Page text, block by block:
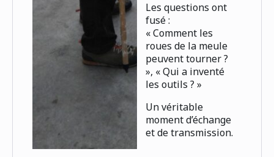
Les questions ont
fusé :
« Comment les
roues de la meule
peuvent tourner ?
», « Qui a inventé
les outils ? »
Un véritable
moment d’échange
et de transmission.